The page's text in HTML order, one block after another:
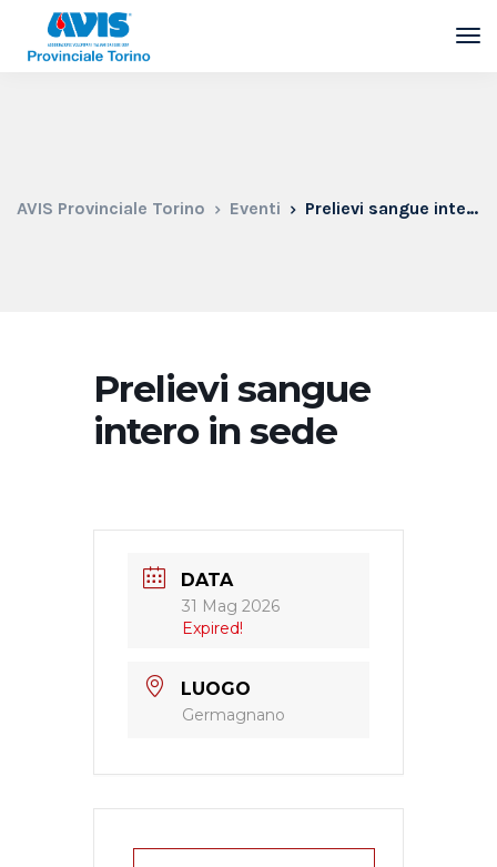
AVIS Provinciale Torino Eventi Prelievi sangue intero in sede
Prelievi sangue
intero in sede
DATA
31 Mag 2026
Expired!
LUOGO
Germagnano